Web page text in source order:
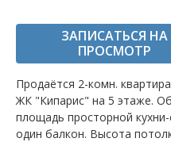
ЗАПИСАТЬСЯ НА
ПРОСМОТР
Продаётся 2-комн.
ЖК "Кипарис" на 5 этаже.
площадь просторной
один балкон. Высота